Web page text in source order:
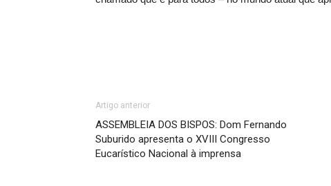
Artigo anterior
ASSEMBLEIA DOS BISPOS: Dom Fernando
Suburido apresenta o XVIII Congresso
Eucarístico Nacional à imprensa